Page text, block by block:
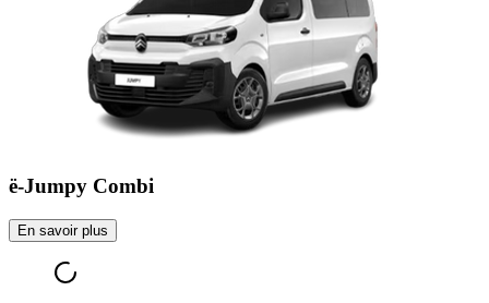
ë-Jumpy Combi
En savoir plus